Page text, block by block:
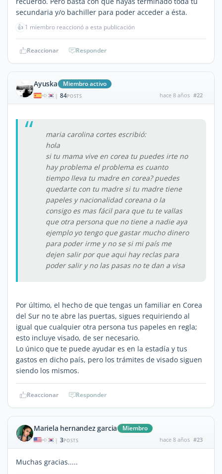
secundaria y/o bachiller para poder acceder a ésta.
👍 1 miembro reaccionó a esta publicación
Reaccionar Responder
Ayuska Miembro activo
| 84POSTS hace 8 años #22
maria carolina cortes escribió:
hola
si tu mama vive en corea tu puedes irte no
hay problema el problema es cuanto
tiempo lleva tu madre en corea? puedes
quedarte con tu madre si tu madre tiene
papeles y nacionalidad coreana o la
consigo es mas fácil para que tu te vallas
que otra persona que no tiene a nadie aya
ejemplo yo tengo que gastar mucho dinero
para poder irme y no se si mi país me
dejen salir por que aqui hay reclas para
poder salir y no las pasas no te dan a visa
Por último, el hecho de que tengas un familiar en Corea
del Sur no te abre las puertas, sigues requiriendo al
igual que cualquier otra persona tus papeles en regla;
esto incluye visado, de ser necesario.
Lo único que te puede ayudar es en la estadía y tus
gastos en dicho país, pero los trámites de visado siguen
siendo los mismos.
Reaccionar Responder
Mariela hernandez garcia Miembro
| 3POSTS hace 8 años #23
Muchas gracias.....